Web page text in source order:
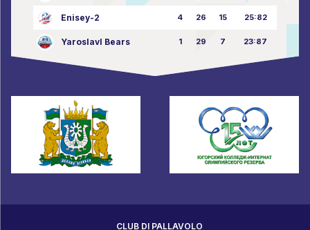
Enisey-2 4 26 15 25:82
Yaroslavl Bears 1 29 7 23:87
CLUB DI PALLAVOLO